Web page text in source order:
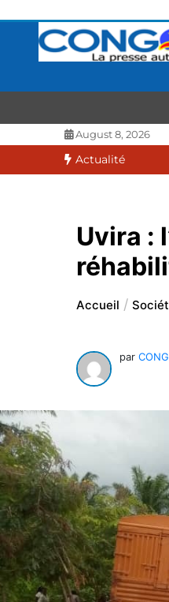
contenu
La presse
August 8, 2026
Actualité
2027 débutera officiellement
Uvira :
Accueil
par